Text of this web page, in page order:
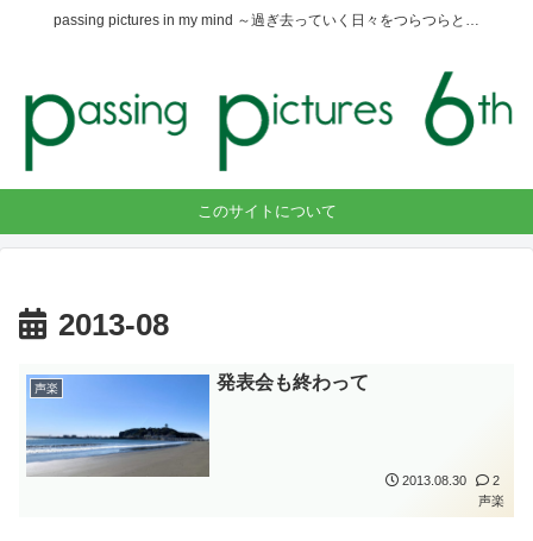
passing pictures in my mind ～過ぎ去っていく日々をつらつらと…
このサイトについて
2013-08
声楽 発表会も終わって
2013.08.30
2
声楽